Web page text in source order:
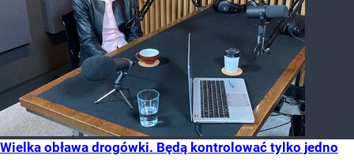
Wielka obława drogówki. Będą kontrolować tylko jedno